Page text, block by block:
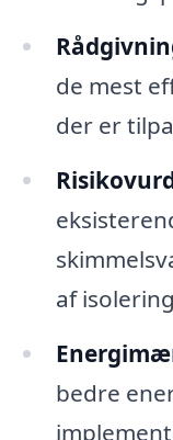
de mest
der er
af
bedre